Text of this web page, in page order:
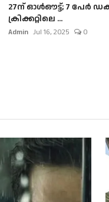
27ന് ഓൾഔട്ട്; 7 പേർ
ക്രിക്കറ്റിലെ ...
Admin Jul 16, 2025 0